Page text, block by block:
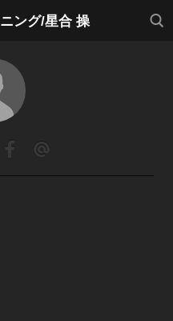
ング/星合 操
検索